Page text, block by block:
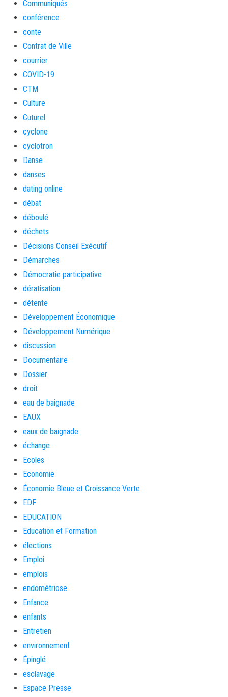
Communiqués
conférence
conte
Contrat de Ville
courrier
COVID-19
CTM
Culture
Cuturel
cyclone
cyclotron
Danse
danses
dating online
débat
déboulé
déchets
Décisions Conseil Exécutif
Démarches
Démocratie participative
dératisation
détente
Développement Économique
Développement Numérique
discussion
Documentaire
Dossier
droit
eau de baignade
EAUX
eaux de baignade
échange
Ecoles
Economie
Économie Bleue et Croissance Verte
EDF
EDUCATION
Education et Formation
élections
Emploi
emplois
endométriose
Enfance
enfants
Entretien
environnement
Épinglé
esclavage
Espace Presse